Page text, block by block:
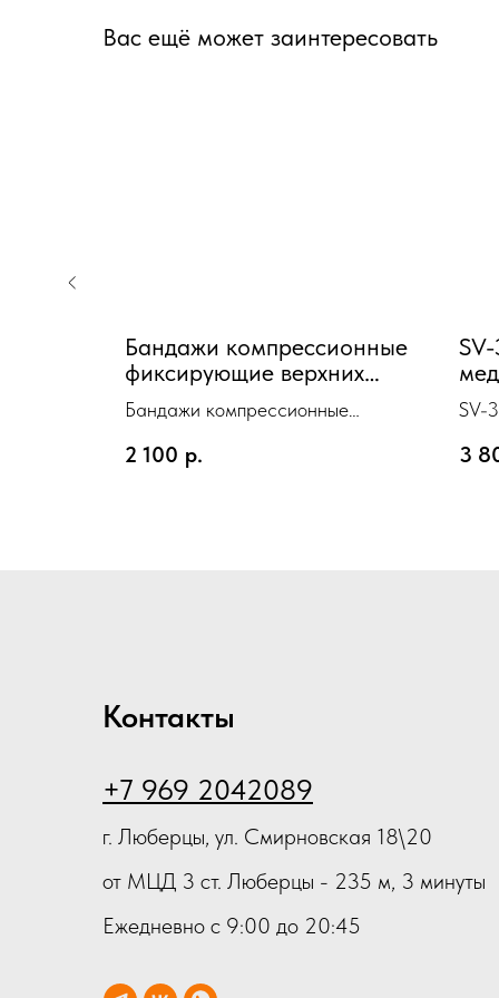
Вас ещё может заинтересовать
Бандажи компрессионные
фиксирующие верхних
конечностей-"ЭКОТЕН"
компрессионный на
лучезапястный сустав
КЛЗС-"ЭКОТЕН"(Т1)
Бандажи компрессионные
конечностей-"ЭКОТЕН"
2 100 р.
SV-
3
Контакты
+7 969 2042089
г. Люберцы, ул. Смирновская 18\20
от МЦД 3 ст. Люберцы - 235 м, 3 минуты
Ежедневно с 9:00 до 20:45